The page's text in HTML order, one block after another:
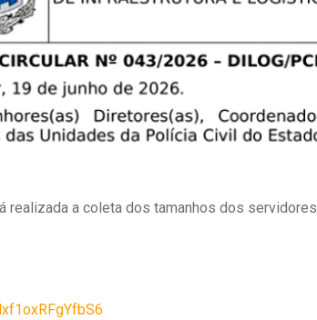
realizada a coleta dos tamanhos dos